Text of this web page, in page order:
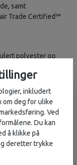
samt
Trade Certified™
polyester og
moderne form og
ekstra skjult
inkludert
om deg for ulike
Ved
Du kan
å klikke på
deretter trykke